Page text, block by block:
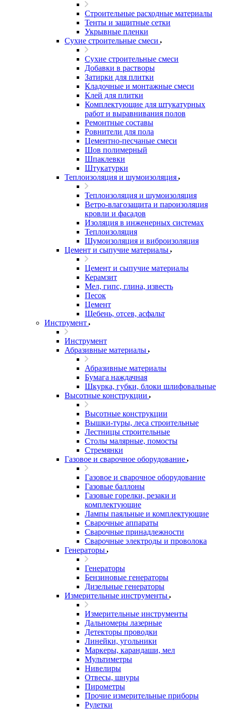
Строительные расходные материалы
Тенты и защитные сетки
Укрывные пленки
Сухие строительные смеси
Сухие строительные смеси
Добавки в растворы
Затирки для плитки
Кладочные и монтажные смеси
Клей для плитки
Комплектующие для штукатурных
работ и выравнивания полов
Ремонтные составы
Ровнители для пола
Цементно-песчаные смеси
Шов полимерный
Шпаклевки
Штукатурки
Теплоизоляция и шумоизоляция
Теплоизоляция и шумоизоляция
Ветро-влагозащита и пароизоляция
кровли и фасадов
Изоляция в инженерных системах
Теплоизоляция
Шумоизоляция и виброизоляция
Цемент и сыпучие материалы
Цемент и сыпучие материалы
Керамзит
Мел, гипс, глина, известь
Песок
Цемент
Щебень, отсев, асфальт
Инструмент
Инструмент
Абразивные материалы
Абразивные материалы
Бумага наждачная
Шкурка, губки, блоки шлифовальные
Высотные конструкции
Высотные конструкции
Вышки-туры, леса строительные
Лестницы строительные
Столы малярные, помосты
Стремянки
Газовое и сварочное оборудование
Газовое и сварочное оборудование
Газовые баллоны
Газовые горелки, резаки и
комплектующие
Лампы паяльные и комплектующие
Сварочные аппараты
Сварочные принадлежности
Сварочные электроды и проволока
Генераторы
Генераторы
Бензиновые генераторы
Дизельные генераторы
Измерительные инструменты
Измерительные инструменты
Дальномеры лазерные
Детекторы проводки
Линейки, угольники
Маркеры, карандаши, мел
Мультиметры
Нивелиры
Отвесы, шнуры
Пирометры
Прочие измерительные приборы
Рулетки